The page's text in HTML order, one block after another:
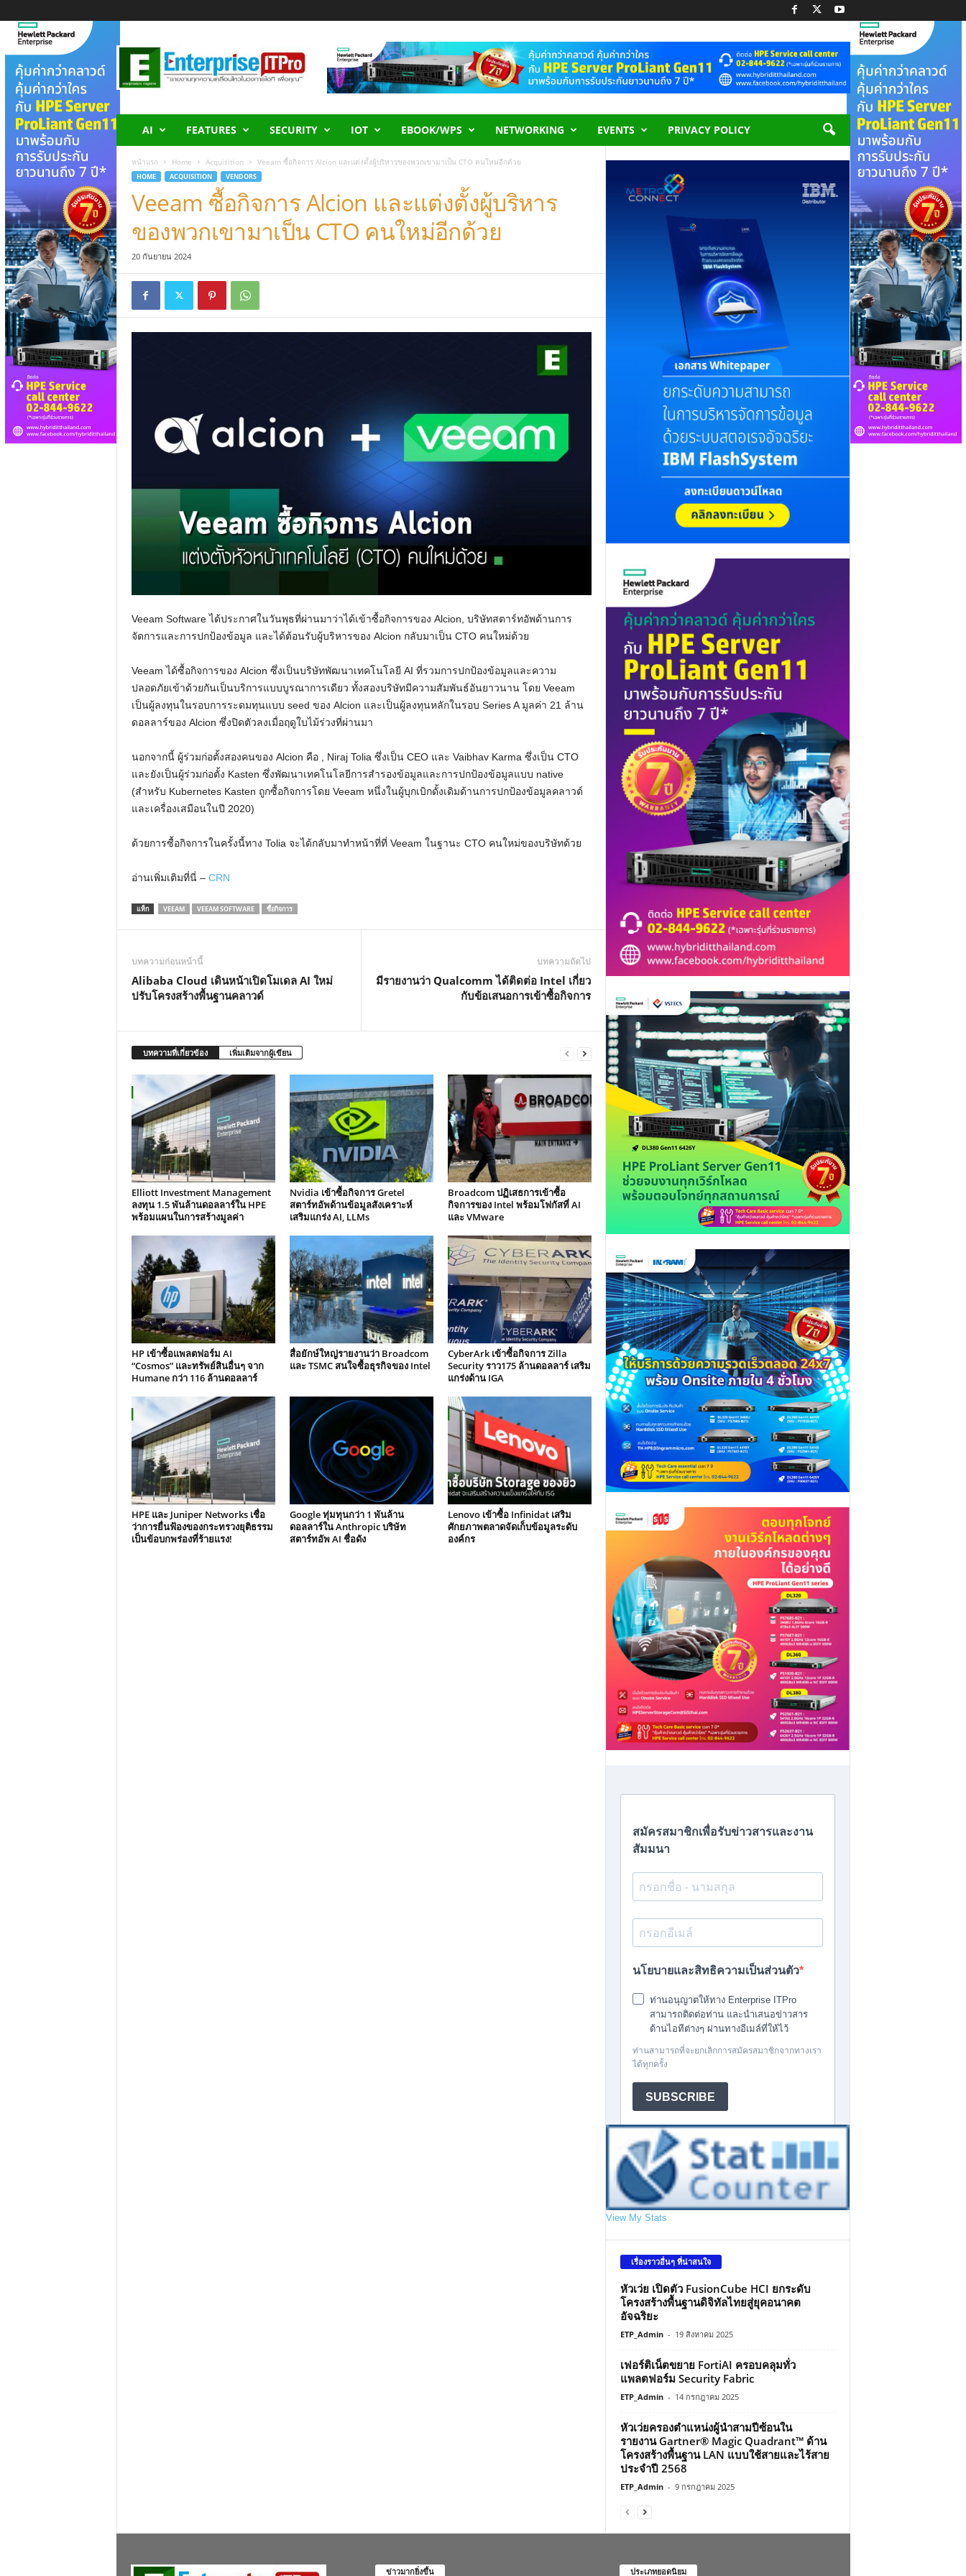
n
T
P
r
o
AI FEATURES SECURITY IOT EBOOK/WPS NETWORKING EVENTS PRIVACY POLICY
หน้าแรก Home Acquisition Veeam ซื้อกิจการ Alcion และแต่งตั้งผู้บริหารของพวกเขามาเป็น CTO คนใหม่อีกด้วย
HOME ACQUISITION VENDORS
Veeam ซื้อกิจการ Alcion และแต่งตั้งผู้บริหาร
ของพวกเขามาเป็น CTO คนใหม่อีกด้วย
20 กันยายน 2024
Veeam Software ได้ประกาศในวันพุธที่ผ่านมาว่าได้เข้าซื้อกิจการของ Alcion, บริษัทสตาร์ทอัพด้านการ
จัดการและการปกป้องข้อมูล และได้ต้อนรับผู้บริหารของ Alcion กลับมาเป็น CTO คนใหม่ด้วย
Veeam ได้ซื้อกิจการของ Alcion ซึ่งเป็นบริษัทพัฒนาเทคโนโลยี AI ที่รวมการปกป้องข้อมูลและความ
ปลอดภัยเข้าด้วยกันเป็นบริการแบบบูรณาการเดียว ทั้งสองบริษัทมีความสัมพันธ์อันยาวนาน โดย Veeam
เป็นผู้ลงทุนในรอบการระดมทุนแบบ seed ของ Alcion และเป็นผู้ลงทุนหลักในรอบ Series A มูลค่า 21 ล้าน
ดอลลาร์ของ Alcion ซึ่งปิดตัวลงเมื่อฤดูใบไม้ร่วงที่ผ่านมา
นอกจากนี้ ผู้ร่วมก่อตั้งสองคนของ Alcion คือ , Niraj Tolia ซึ่งเป็น CEO และ Vaibhav Karma ซึ่งเป็น CTO
และยังเป็นผู้ร่วมก่อตั้ง Kasten ซึ่งพัฒนาเทคโนโลยีการสำรองข้อมูลและการปกป้องข้อมูลแบบ native
(สำหรับ Kubernetes Kasten ถูกซื้อกิจการโดย Veeam หนึ่งในผู้บุกเบิกดั้งเดิมด้านการปกป้องข้อมูลคลาวด์
และเครื่องเสมือนในปี 2020)
ด้วยการซื้อกิจการในครั้งนี้ทาง Tolia จะได้กลับมาทำหน้าที่ที่ Veeam ในฐานะ CTO คนใหม่ของบริษัทด้วย
อ่านเพิ่มเติมที่นี่ – CRN
แท็ก VEEAM VEEAM SOFTWARE ซื้อกิจการ
บทความก่อนหน้านี้
Alibaba Cloud เดินหน้าเปิดโมเดล AI ใหม่
ปรับโครงสร้างพื้นฐานคลาวด์
บทความถัดไป
มีรายงานว่า Qualcomm ได้ติดต่อ Intel เกี่ยว
กับข้อเสนอการเข้าซื้อกิจการ
บทความที่เกี่ยวข้อง เพิ่มเติมจากผู้เขียน
Elliott Investment Management
ลงทุน 1.5 พันล้านดอลลาร์ใน HPE
พร้อมแผนในการสร้างมูลค่า
Nvidia เข้าซื้อกิจการ Gretel
สตาร์ทอัพด้านข้อมูลสังเคราะห์
เสริมแกร่ง AI, LLMs
Broadcom ปฏิเสธการเข้าซื้อ
กิจการของ Intel พร้อมโฟกัสที่ AI
และ VMware
HP เข้าซื้อแพลตฟอร์ม AI
“Cosmos” และทรัพย์สินอื่นๆ จาก
Humane กว่า 116 ล้านดอลลาร์
สื่อยักษ์ใหญ่รายงานว่า Broadcom
และ TSMC สนใจซื้อธุรกิจของ Intel
CyberArk เข้าซื้อกิจการ Zilla
Security ราว175 ล้านดอลลาร์ เสริม
แกร่งด้าน IGA
HPE และ Juniper Networks เชื่อ
ว่าการยื่นฟ้องของกระทรวงยุติธรรม
เป็นข้อบกพร่องที่ร้ายแรง!
Google ทุ่มทุนกว่า 1 พันล้าน
ดอลลาร์ใน Anthropic บริษัท
สตาร์ทอัพ AI ชื่อดัง
Lenovo เข้าซื้อ Infinidat เสริม
ศักยภาพตลาดจัดเก็บข้อมูลระดับ
องค์กร
View My Stats
เรื่องราวอื่นๆ ที่น่าสนใจ
หัวเว่ย เปิดตัว FusionCube HCI ยกระดับ
โครงสร้างพื้นฐานดิจิทัลไทยสู่ยุคอนาคต
อัจฉริยะ
ETP_Admin - 19 สิงหาคม 2025
เฟอร์ติเน็ตขยาย FortiAI ครอบคลุมทั่ว
แพลตฟอร์ม Security Fabric
ETP_Admin - 14 กรกฎาคม 2025
หัวเว่ยครองตำแหน่งผู้นำสามปีซ้อนใน
รายงาน Gartner® Magic Quadrant™ ด้าน
โครงสร้างพื้นฐาน LAN แบบใช้สายและไร้สาย
ประจำปี 2568
ETP_Admin - 9 กรกฎาคม 2025
ข่าวมากยิ่งขึ้น ประเภทยอดนิยม